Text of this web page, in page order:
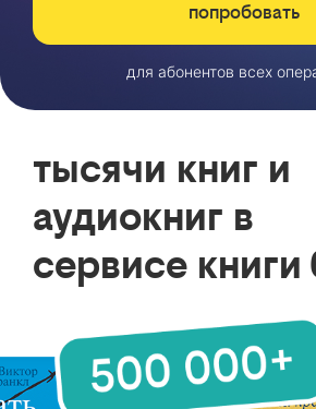
попробовать
для абонентов всех
тысячи книг и
аудиокниг в
сервисе книги